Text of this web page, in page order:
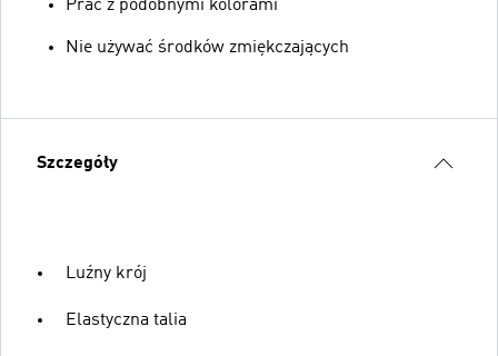
Prać z podobnymi kolorami
Nie używać środków zmiękczających
Szczegóły
Luźny krój
Elastyczna talia